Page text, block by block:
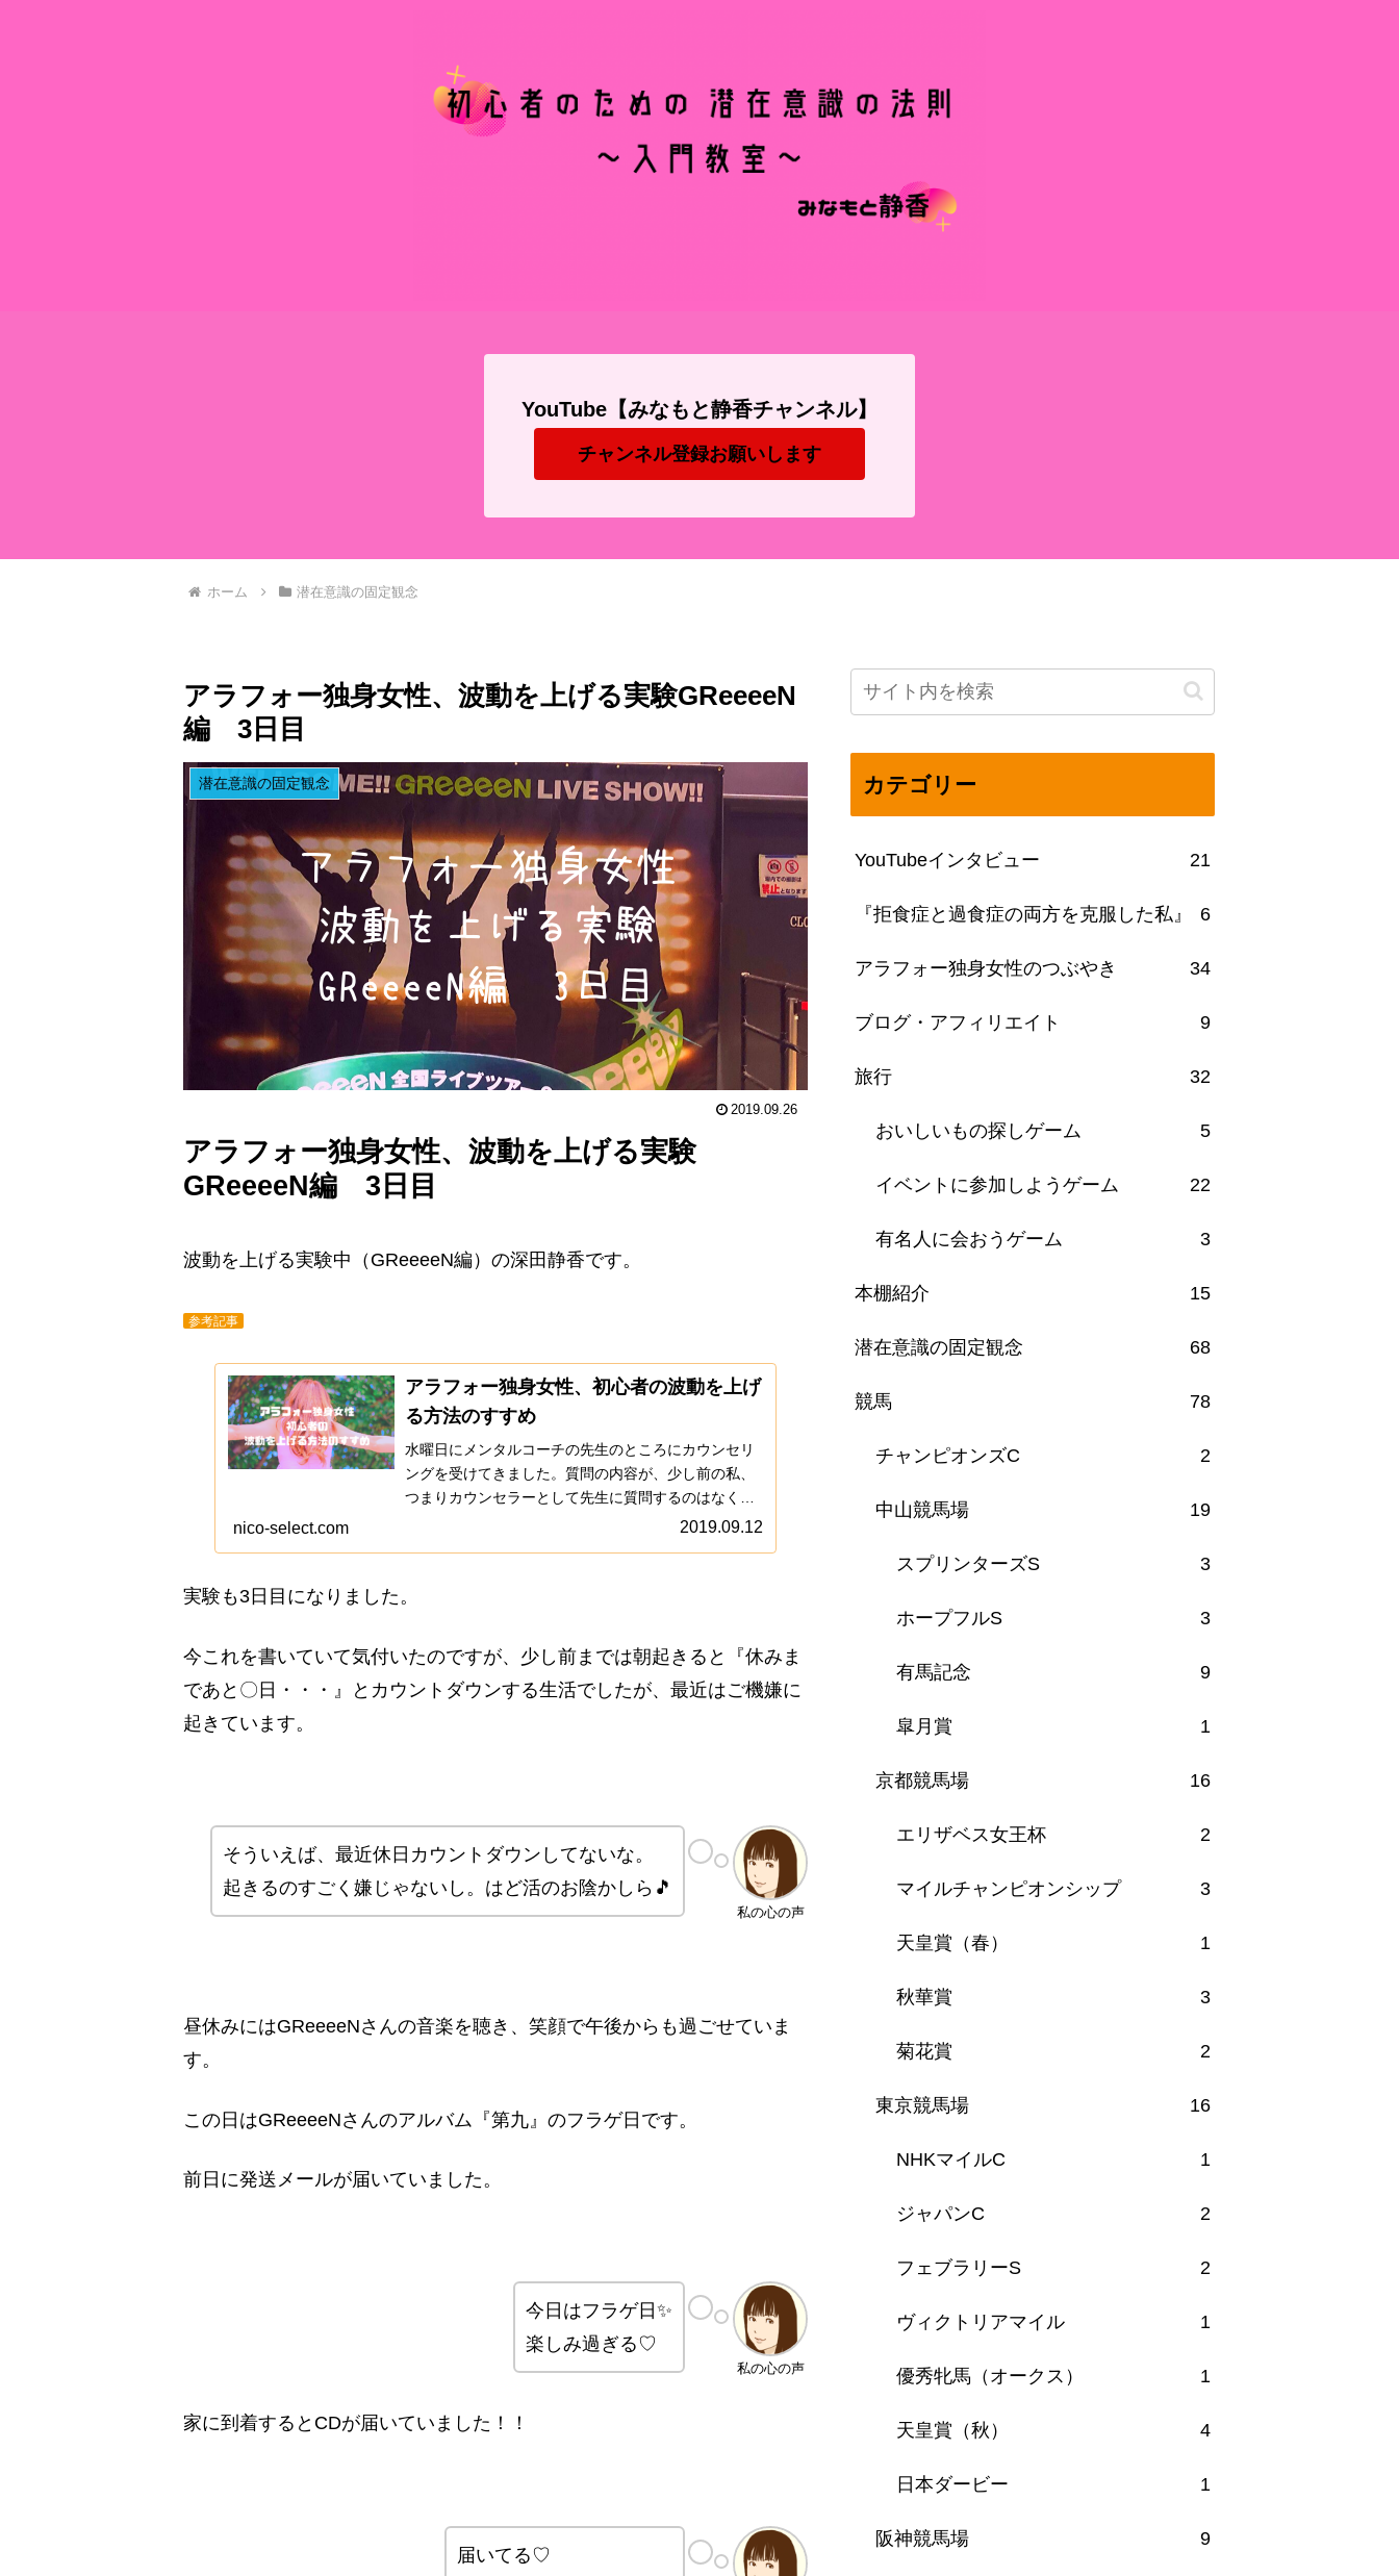
YouTube【みなもと静香チャンネル】
チャンネル登録お願いします
ホーム 潜在意識の固定観念
アラフォー独身女性、波動を上げる実験GReeeeN
編 3日目
潜在意識の固定観念
2019.09.26
アラフォー独身女性、波動を上げる実験
GReeeeN編 3日目
波動を上げる実験中（GReeeeN編）の深田静香です。
参考記事
アラフォー独身女性、初心者の波動を上げ
る方法のすすめ
水曜日にメンタルコーチの先生のところにカウンセリ
ングを受けてきました。質問の内容が、少し前の私、
つまりカウンセラーとして先生に質問するのはなく、
素人が先生に質問するような内容になっていました。
nico-select.com 2019.09.12
実験も3日目になりました。
今これを書いていて気付いたのですが、少し前までは朝起きると『休みま
であと〇日・・・』とカウントダウンする生活でしたが、最近はご機嫌に
起きています。
私の心の声
そういえば、最近休日カウントダウンしてないな。
起きるのすごく嫌じゃないし。はど活のお陰かしら🎵
昼休みにはGReeeeNさんの音楽を聴き、笑顔で午後からも過ごせていま
す。
この日はGReeeeNさんのアルバム『第九』のフラゲ日です。
前日に発送メールが届いていました。
私の心の声
今日はフラゲ日✨
楽しみ過ぎる♡
家に到着するとCDが届いていました！！
届いてる♡
カテゴリー
YouTubeインタビュー 21
『拒食症と過食症の両方を克服した私』 6
アラフォー独身女性のつぶやき 34
ブログ・アフィリエイト 9
旅行 32
おいしいもの探しゲーム 5
イベントに参加しようゲーム 22
有名人に会おうゲーム 3
本棚紹介 15
潜在意識の固定観念 68
競馬 78
チャンピオンズC 2
中山競馬場 19
スプリンターズS 3
ホープフルS 3
有馬記念 9
皐月賞 1
京都競馬場 16
エリザベス女王杯 2
マイルチャンピオンシップ 3
天皇賞（春） 1
秋華賞 3
菊花賞 2
東京競馬場 16
NHKマイルC 1
ジャパンC 2
フェブラリーS 2
ヴィクトリアマイル 1
優秀牝馬（オークス） 1
天皇賞（秋） 4
日本ダービー 1
阪神競馬場 9